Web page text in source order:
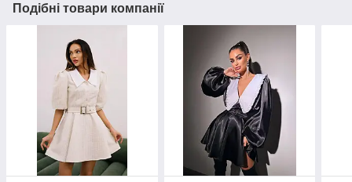
Подібні товари компанії